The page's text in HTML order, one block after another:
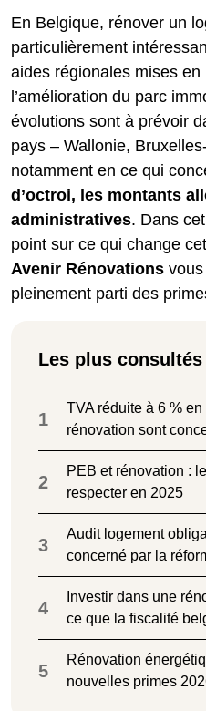
En Belgique, rénover un
particulièrement
aides régionales mises
l’amélioration du parc
évolutions sont à prévoir
pays – Wallonie,
notamment en ce qui
d’octroi, les montants
administratives. Dans
point sur ce qui change
Avenir Rénovations
pleinement parti des
Les plus consultés
1
TVA réduite à 6 %
rénovation sont
2
PEB et rénovation :
respecter en 2025
3
Audit logement
concerné par la
4
Investir dans une
ce que la fiscalité
5
Rénovation
nouvelles primes